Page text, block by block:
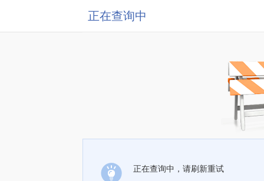
正在查询中
正在查询中，请刷新重试